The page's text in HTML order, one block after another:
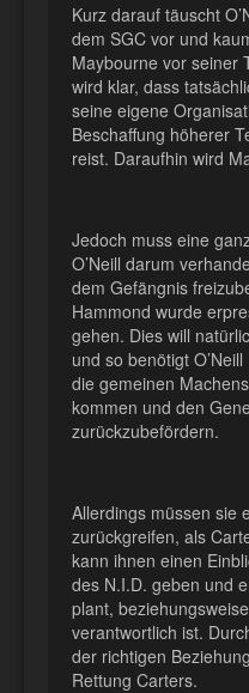
Kurz darauf täuscht
dem SGC vor und
Maybourne vor seiner
wird klar, dass
seine eigene
Beschaffung höherer
reist. Daraufhin wird
Jedoch muss eine
O’Neill darum
dem Gefängnis
Hammond wurde
gehen. Dies will
und so benötigt
die gemeinen
kommen und den
zurückzubefördern.
Allerdings müssen sie
zurückgreifen, als
kann ihnen einen
des N.I.D. geben und
plant,
verantwortlich ist.
der richtigen
Rettung Carters.